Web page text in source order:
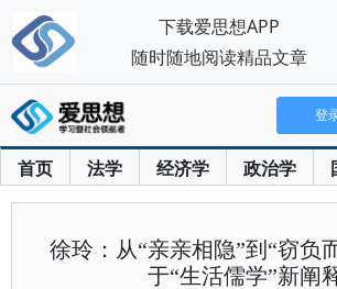
首页 法学 经济学 政治学
登
徐玲：从“亲亲相隐”到“窃
于“生活儒学”新阐
下载爱思想APP
随时随地阅读精品文章